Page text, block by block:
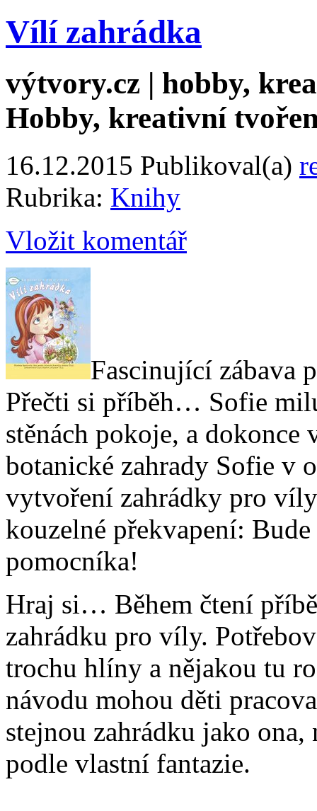
Vílí zahrádka
výtvory.cz | hobby,
Hobby, kreativní
16.12.2015 Publikoval(a)
Rubrika: Knihy
Vložit komentář
Fascinující zábava
Přečti si příběh… Sofie
stěnách pokoje, a dokonce
botanické zahrady Sofie v
vytvoření zahrádky pro
kouzelné překvapení:
pomocníka!
Hraj si… Během čtení
zahrádku pro víly.
trochu hlíny a nějakou tu
návodu mohou děti
stejnou zahrádku jako
podle vlastní fantazie.